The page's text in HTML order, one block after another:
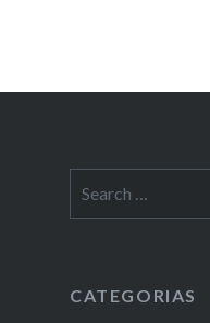
for:
CATEGORIAS